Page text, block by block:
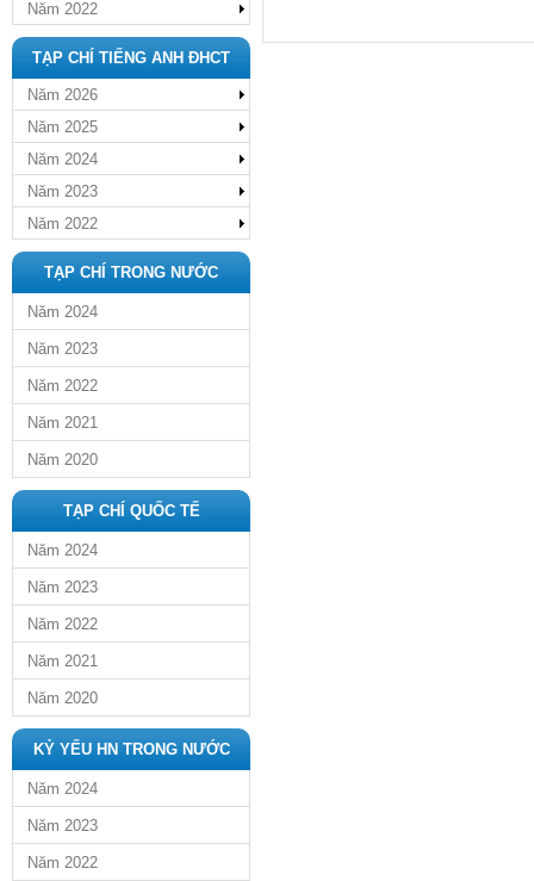
Năm 2022
TẠP CHÍ TIẾNG ANH ĐHCT
Năm 2026
Năm 2025
Năm 2024
Năm 2023
Năm 2022
TẠP CHÍ TRONG NƯỚC
Năm 2024
Năm 2023
Năm 2022
Năm 2021
Năm 2020
TẠP CHÍ QUỐC TẾ
Năm 2024
Năm 2023
Năm 2022
Năm 2021
Năm 2020
KỶ YẾU HN TRONG NƯỚC
Năm 2024
Năm 2023
Năm 2022